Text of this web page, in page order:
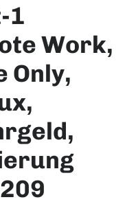
1
Work,
Only,